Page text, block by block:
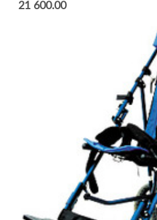
21 600.00